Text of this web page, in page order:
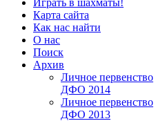
Играть в шахматы!
Карта сайта
Как нас найти
О нас
Поиск
Архив
Личное первенство
ДФО 2014
Личное первенство
ДФО 2013